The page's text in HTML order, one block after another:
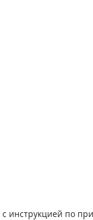
инструкцией по